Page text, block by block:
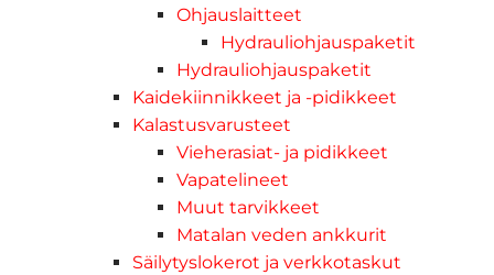
Ohjauslaitteet
Hydrauliohjauspaketit
Hydrauliohjauspaketit
Kaidekiinnikkeet ja -pidikkeet
Kalastusvarusteet
Vieherasiat- ja pidikkeet
Vapatelineet
Muut tarvikkeet
Matalan veden ankkurit
Säilytyslokerot ja verkkotaskut